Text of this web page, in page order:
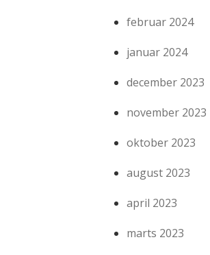
februar 2024
januar 2024
december 2023
november 2023
oktober 2023
august 2023
april 2023
marts 2023